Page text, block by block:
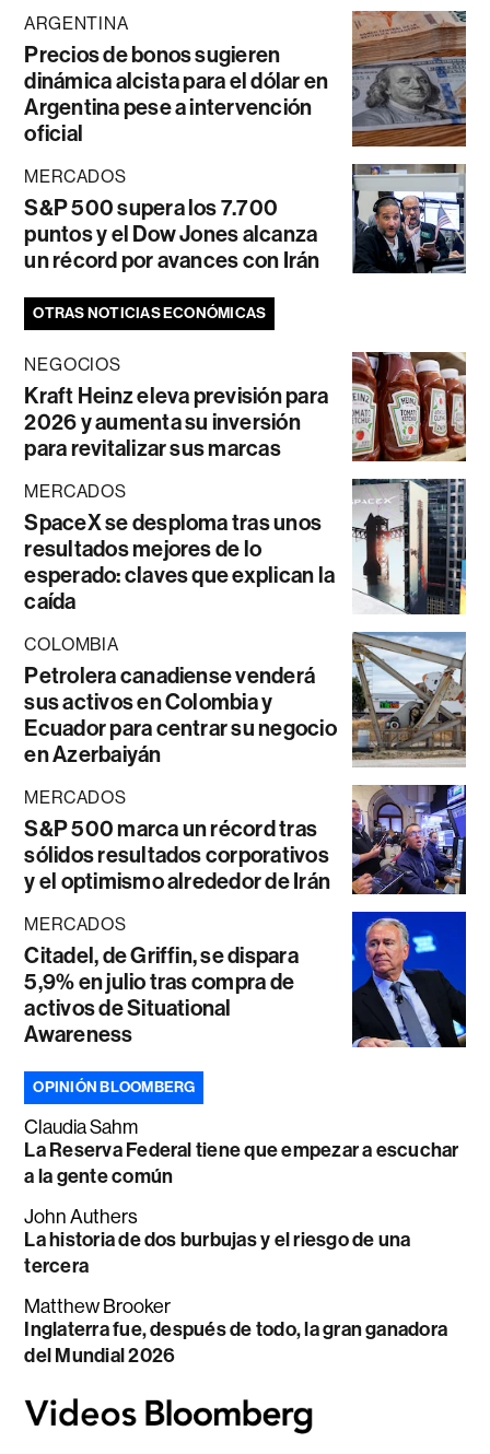
ARGENTINA
Precios de bonos sugieren
dinámica alcista para el dólar en
Argentina pese a intervención
oficial
MERCADOS
S&P 500 supera los 7.700
puntos y el Dow Jones alcanza
un récord por avances con Irán
OTRAS NOTICIAS ECONÓMICAS
NEGOCIOS
Kraft Heinz eleva previsión para
2026 y aumenta su inversión
para revitalizar sus marcas
MERCADOS
SpaceX se desploma tras unos
resultados mejores de lo
esperado: claves que explican la
caída
COLOMBIA
Petrolera canadiense venderá
sus activos en Colombia y
Ecuador para centrar su negocio
en Azerbaiyán
MERCADOS
S&P 500 marca un récord tras
sólidos resultados corporativos
y el optimismo alrededor de Irán
MERCADOS
Citadel, de Griffin, se dispara
5,9% en julio tras compra de
activos de Situational
Awareness
OPINIÓN BLOOMBERG
Claudia Sahm
La Reserva Federal tiene que empezar a escuchar
a la gente común
John Authers
La historia de dos burbujas y el riesgo de una
tercera
Matthew Brooker
Inglaterra fue, después de todo, la gran ganadora
del Mundial 2026